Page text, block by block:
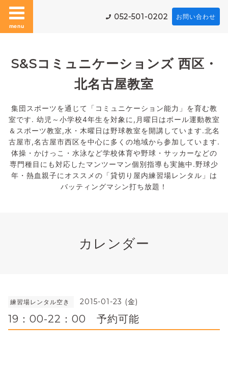
menu
052-501-0202 お問い合わせ
S&Sコミュニケーションズ 西区・
北名古屋教室
集団スポーツを通じて「コミュニケーション能力」を育む教
室です. 幼児～小学校4年生を対象に,月曜日はボール運動教室
＆スポーツ教室,水・木曜日は野球教室を開講しています.北名
古屋市,名古屋市西区を中心に多くの地域から参加しています.
体操・かけっこ・水泳など学校体育や野球・サッカーなどの
専門種目にも対応したマンツーマン個別指導も実施中.野球少
年・熱血親子にオススメの「貸切り屋内練習場レンタル」は
バッティングマシン打ち放題！
カレンダー
練習場レンタル空き 2015-01-23 (金)
19：00-22：00 予約可能